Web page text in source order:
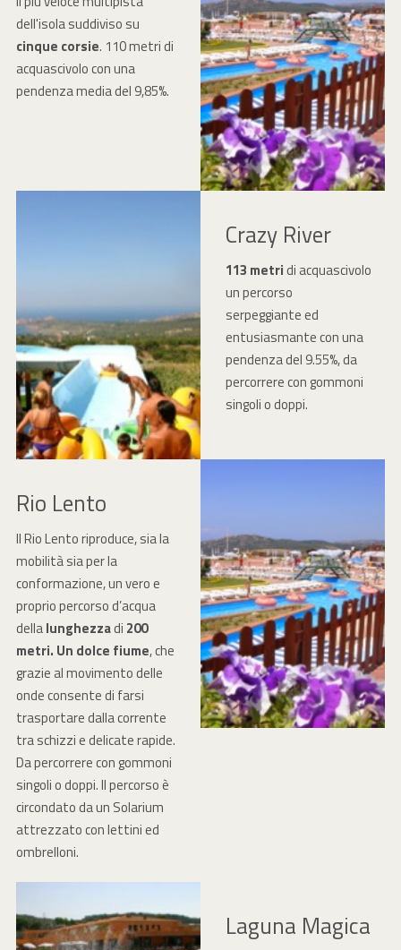
dell'isola suddiviso su
cinque corsie. 110 metri di
acquascivolo con una
pendenza media del 9,85%.
Crazy River
113 metridi acquascivolo
un percorso
serpeggiante ed
entusiasmante con una
pendenza del 9.55%, da
percorrere con gommoni
singoli o doppi.
Rio Lento
Il Rio Lento riproduce, sia la
mobilità sia per la
conformazione, un vero e
proprio percorso d’acqua
dellalunghezzadi 200
metri. Un dolce fiume, che
grazie al movimento delle
onde consente di farsi
trasportare dalla corrente
tra schizzi e delicate rapide.
Da percorrere con gommoni
singoli o doppi. Il percorso è
circondato da un Solarium
attrezzato con lettini ed
ombrelloni.
Laguna Magica